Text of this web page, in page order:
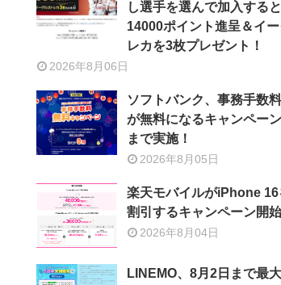
し選手を選んで加入する
14000ポイント進呈＆イー
レカを3枚プレゼント！
2026年8月06日
ソフトバンク、事務手数
が無料になるキャンペー
まで実施！
2026年8月05日
楽天モバイルがiPhone 16
割引するキャンペーン開始
2026年8月04日
LINEMO、8月2日まで最